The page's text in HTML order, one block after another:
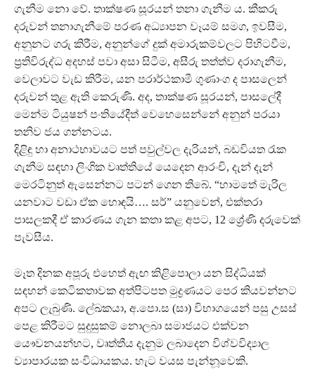
ගැනීම නො වේ. තාක්ෂණ සූරයන් තනා ගැනීම ය. කීකරු
දරුවන් තනාගැනීමේ පරණ අධ්‍යාපන වෑයම් සමග, ඉවසීම,
අනුනට ගරු කිරීම, අනුන්ගේ දුක් අමාරුකම්වලට පිහිටවීම,
ප්‍රතිවිරුද්ධ අදහස් පවා අසා සිටීම, අසීරු තත්ත්ව දරාගැනීම,
වෙලාවට වැඩ කිරීම, යන පරාර්ථකාමී ගුණාංග ද පාසලෙන්
දරුවන් තුළ ඇති කෙරුණි. අද, තාක්ෂණ සූරයන්, පාසලේදී
මෙන්ම ටියුෂන් පංතියේදීත් වෙහෙසෙන්නේ අනුන් පරයා
තනිව ජය ගන්නටය.
දිළිඳු හා අනාථභාවයට පත් පවුල්වල දැරියන්, බඩවියත රැක
ගැනීම සඳහා ලිංගික වෘත්තියේ යෙදෙන ආරංචි, දැන් දැන්
මෙරටිනුත් ඇසෙන්නට පටන් ගෙන තිබේ. “හාමතේ මැරිල
යනවාට වඩා ඒක හොඳයි…. සර්”‍ යනුවෙන්, එක්තරා
පාසලකදී ඒ කාරණය ගැන කතා කළ අපට, 12 ශ්‍රේණි දරුවෙක්
පැවසීය.
මෑත දිනක අපූරු එහෙත් ඇඟ කිළිපොලා යන සිද්ධියක්
සඳහන් කෙටිකතාවක අත්පිටපත මුද්‍රණයට පෙර කියවන්නට
අපට ලැබුණි. ලේඛකයා, අ.පො.ස (සා) විභාගයෙන් පසු උසස්
පෙළ කිරීමට සුදුසුකම් නොලබා සමාජයට එක්වන
යෞවනයන්හට, වෘත්තීය දැනුම ලබාදෙන විශ්වවිද්‍යාල
ව්‍යාපාරයක සංවිධායකය. හැට වයස පැන්නූවෙකි.